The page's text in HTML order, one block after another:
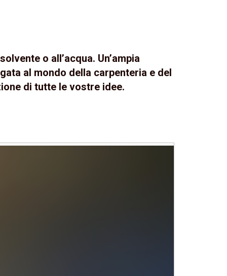
o all’acqua. Un’ampia
al mondo della carpenteria e del
di tutte le vostre idee.